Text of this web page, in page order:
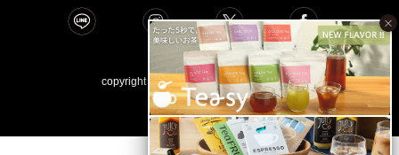
×
copyright © INIC coﬀee all right reserved